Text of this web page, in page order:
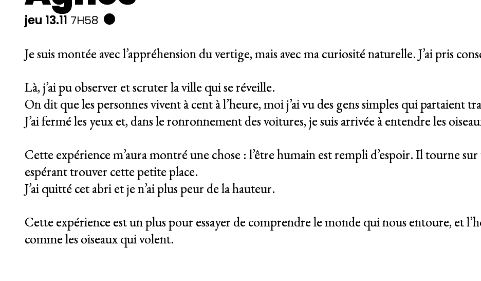
jeu 13.11 7H58
Je suis montée avec l’appréhension du vertige, mais avec ma curiosité naturelle. J’ai pris
Là, j’ai pu observer et scruter la ville qui se réveille.
On dit que les personnes vivent à cent à l’heure, moi j’ai vu des gens simples qui partaient
J’ai fermé les yeux et, dans le ronronnement des voitures, je suis arrivée à entendre les
Cette expérience m’aura montré une chose : l’être humain est rempli d’espoir. Il tourne
espérant trouver cette petite place.
J’ai quitté cet abri et je n’ai plus peur de la hauteur.
Cette expérience est un plus pour essayer de comprendre le monde qui nous entoure, et
comme les oiseaux qui volent.